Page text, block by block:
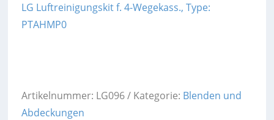
LG Luftreinigungskit f. 4-Wegekass., Type:
PTAHMP0
Artikelnummer: LG096 Kategorie: Blenden und
Abdeckungen